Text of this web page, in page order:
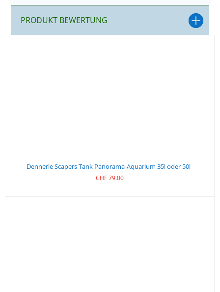
PRODUKT BEWERTUNG
Dennerle Scapers Tank Panorama-Aquarium 35l oder 50l
CHF79.00